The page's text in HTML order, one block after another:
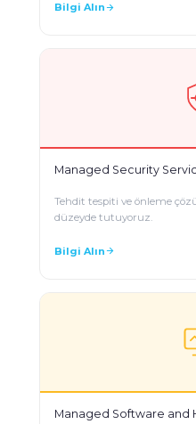
Bilgi Alın
Managed Security
Tehdit tespiti ve önleme
düzeyde tutuyoruz.
Bilgi Alın
Managed Software and